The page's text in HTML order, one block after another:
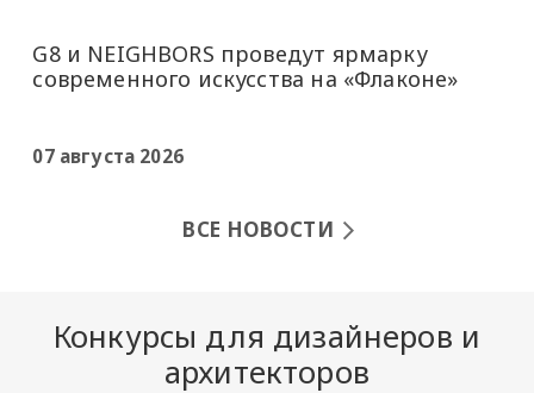
G8 и NEIGHBORS проведут ярмарку
современного искусства на «Флаконе»
07 августа 2026
ВСЕ НОВОСТИ
Конкурсы для дизайнеров и
архитекторов